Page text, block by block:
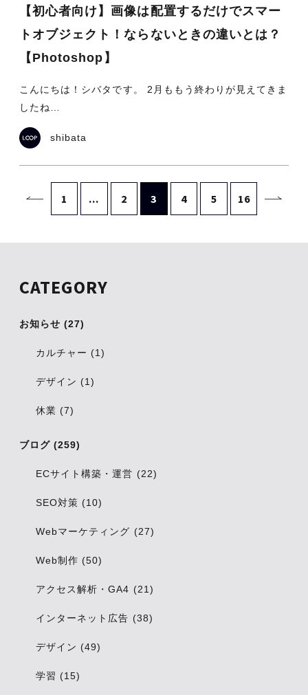
【初心者向け】画像は配置するだけでスマー
トオブジェクト！ならないときの違いとは？
【Photoshop】
こんにちは！シバタです。 2月ももう終わりが見えてきま
したね…
shibata
1 ... 2 3 4 5 16
CATEGORY
お知らせ (27)
カルチャー (1)
デザイン (1)
休業 (7)
ブログ (259)
ECサイト構築・運営 (22)
SEO対策 (10)
Webマーケティング (27)
Web制作 (50)
アクセス解析・GA4 (21)
インターネット広告 (38)
デザイン (49)
学習 (15)